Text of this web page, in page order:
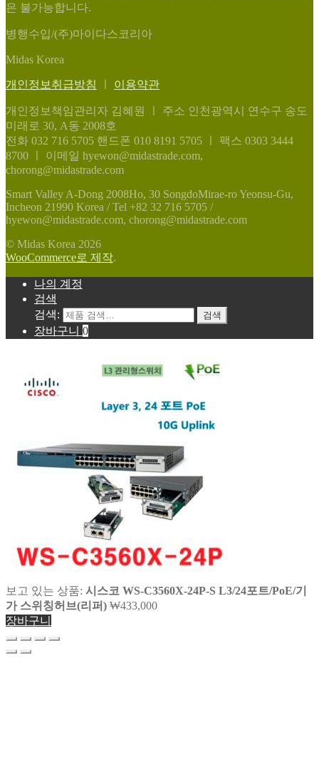
은 불가능합니다.
병행수입/(주)마이다스코리아
Midas Korea
개인정보취급방침 이용약관
개인정보책임관리자 김혜원
주소 인천광역시 연수구 송도
미래로 30, A동 2008호
전화 032 716 5705 핸드폰 010 8191 5705
팩스 0303 3444
8700
이메일 hyewon@midastrade.com,
chorong@midastrade.com
Smart Valley A-Dong 2008Ho, 30 SongdoMirae-ro Yeonsu-Gu,
Incheon 21990 Korea / Tel +82 32 716 5705 /
hyewon@midastrade.com, chorong@midastrade.com
© Midas Korea 2026
WooCommerce로 제작.
나의 계정
검색
검색:
검색
장바구니 0
보고 있는 상품: 시스코 WS-C3560X-24P-S L3/24포트/PoE/기
가 스위칭허브(리퍼) ₩433,000
장바구니